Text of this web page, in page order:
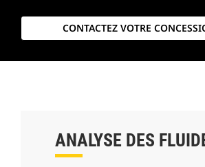
CONTACTEZ VOTRE
ANALYSE DES